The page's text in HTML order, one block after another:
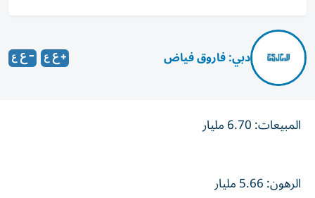
دبي: فاروق فياض
المبيعات: 6.70 مليار
الرهون: 5.66 مليار